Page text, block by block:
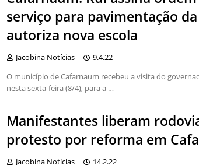
serviço para pavimentação da
autoriza nova escola
Jacobina Notícias
9.4.22
O município de Cafarnaum recebeu a visita do
nesta sexta-feira (8/4), para a …
Manifestantes liberam
protesto por reforma em
Jacobina Notícias
14.2.22